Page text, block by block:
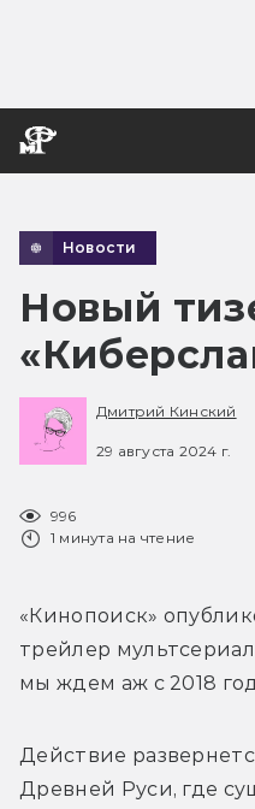
Новости
Новый
Дмитрий Кинский
29 августа 2024 г.
996
1 минута на чтение
«Кинопоиск»
трейлер
мы ждем аж с 2018
Действие
Древней Руси, где